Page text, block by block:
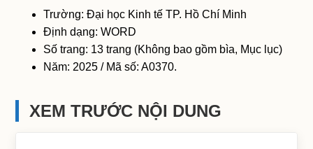
Trường: Đại học Kinh tế TP. Hồ Chí Minh
Định dạng: WORD
Số trang: 13 trang (Không bao gồm bìa, Mục lục)
Năm: 2025 / Mã số: A0370.
XEM TRƯỚC NỘI DUNG